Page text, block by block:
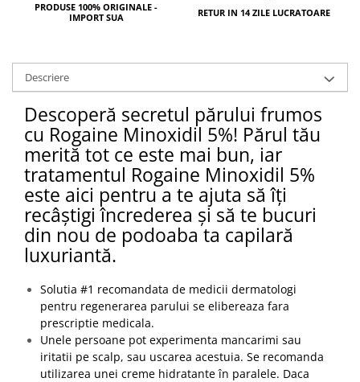
PRODUSE 100% ORIGINALE -
IMPORT SUA
RETUR IN 14 ZILE LUCRATOARE
Descriere
Descoperă secretul părului frumos
cu Rogaine Minoxidil 5%! Părul tău
merită tot ce este mai bun, iar
tratamentul Rogaine Minoxidil 5%
este aici pentru a te ajuta să îți
recâștigi încrederea și să te bucuri
din nou de podoaba ta capilară
luxuriantă.
Solutia #1 recomandata de medicii dermatologi
pentru regenerarea parului se elibereaza fara
prescriptie medicala.
Unele persoane pot experimenta mancarimi sau
iritatii pe scalp, sau uscarea acestuia. Se recomanda
utilizarea unei creme hidratante în paralele. Daca